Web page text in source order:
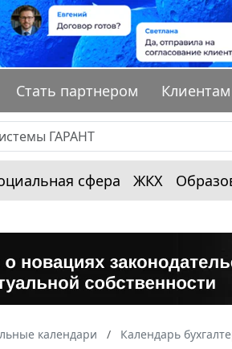
Стать партнером Клиентам
сфера ЖКХ
календари Календарь